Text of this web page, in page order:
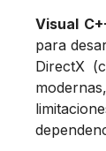
Visual
para
DirectX